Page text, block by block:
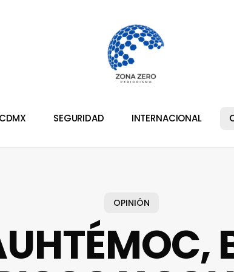
CDMX SEGURIDAD INTERNACIONAL
OPINIÓN